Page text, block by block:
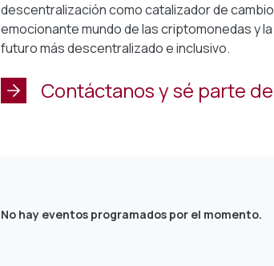
descentralización como catalizador de
emocionante mundo de las criptomonedas y
futuro más descentralizado e inclusivo.
Contáctanos y sé parte
No hay eventos programados por el momento.